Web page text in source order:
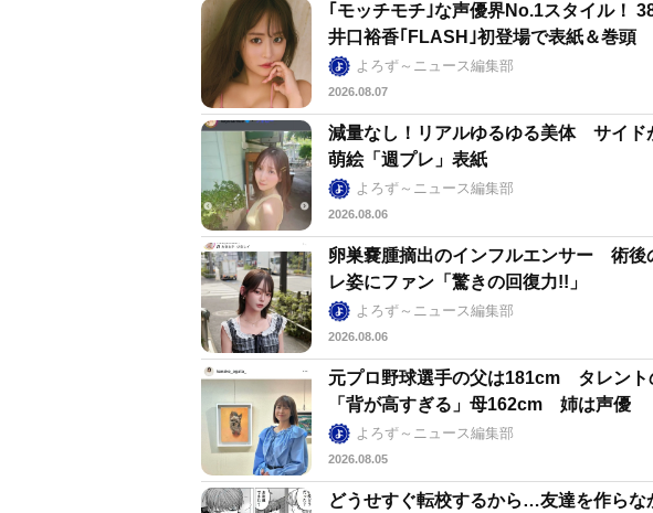
｢モッチモチ｣な声優界No.1スタイル！
井口裕香｢FLASH｣初登場で表紙＆巻頭
よろず～ニュース編集部
2026.08.07
減量なし！リアルゆるゆる美体 サイド
萌絵「週プレ」表紙
よろず～ニュース編集部
2026.08.06
卵巣嚢腫摘出のインフルエンサー 術
レ姿にファン「驚きの回復力!!」
よろず～ニュース編集部
2026.08.06
元プロ野球選手の父は181cm タレント
「背が高すぎる」母162cm 姉は声優
よろず～ニュース編集部
2026.08.05
どうせすぐ転校するから…友達を作ら